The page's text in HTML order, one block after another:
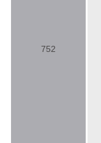
752